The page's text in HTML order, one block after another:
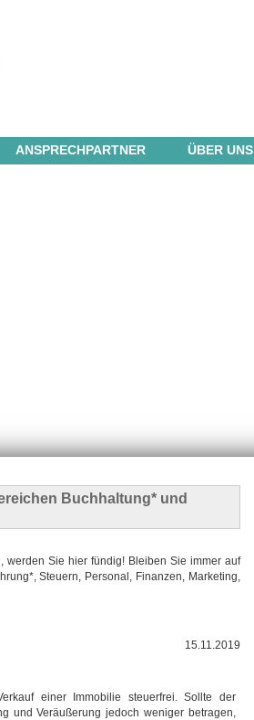
ANSPRECHPARTNER ÜBER UNS
Buchhaltung* und
werden Sie hier fündig! Bleiben Sie immer auf
Steuern, Personal, Finanzen, Marketing,
15.11.2019
einer Immobilie steuerfrei. Sollte der
und Veräußerung jedoch weniger betragen,